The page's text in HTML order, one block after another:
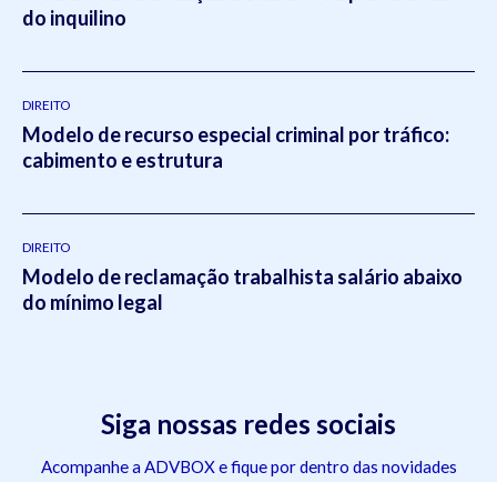
do inquilino
DIREITO
Modelo de recurso especial criminal por tráfico:
cabimento e estrutura
DIREITO
Modelo de reclamação trabalhista salário abaixo
do mínimo legal
Siga nossas redes sociais
Acompanhe a ADVBOX e fique por dentro das novidades